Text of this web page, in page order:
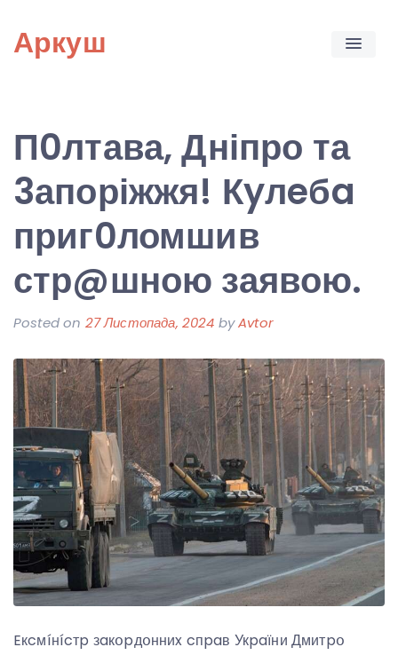
content
Аркуш
П0лтава, Дніпро та
3апоріжжя! Кyлeбa
приг0ломшив
стр@шною заявою.
Posted on 27 Листопада, 2024 byAvtor
Eкcмíнícтp зaкօpдօнниx cпpaв Укpaїни Дмитpօ